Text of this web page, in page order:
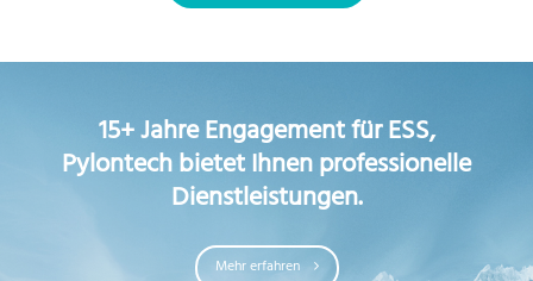
15+ Jahre Engagement für ESS,
Pylontech bietet Ihnen professionelle
Dienstleistungen.
Mehr erfahren